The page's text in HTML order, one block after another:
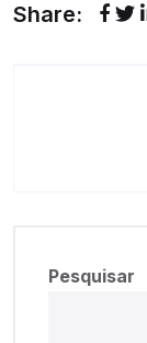
Share:
Pesquisar